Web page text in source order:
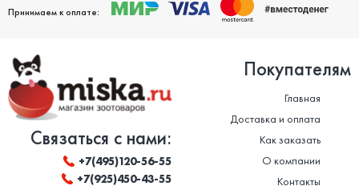
Принимаем к оплате:
Связаться с нами:
+7(495)120-56-55
+7(925)450-43-55
Покупателям
Главная
Доставка и оплата
Как заказать
О компании
Контакты